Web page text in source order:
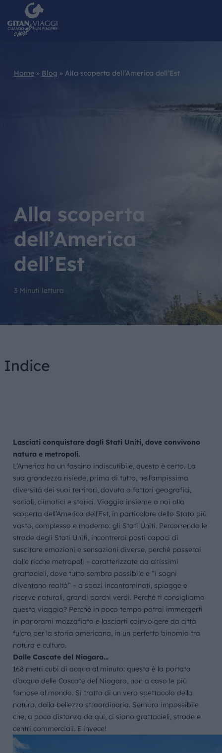
Home » Blog »Alla scoperta dell’America dell’Est
Alla scoperta
dell’America
dell’Est
3 Minuti lettura
Indice
Lasciati conquistare dagli Stati Uniti, dove convivono
natura e metropoli.
L’America ha un fascino indiscutibile, questo è certo. La
sua grandezza risiede, prima di tutto, nell’ampissima
diversità dei suoi territori, dovuta a fattori geografici,
sociali, climatici e storici. Viaggia insieme a noi alla
scoperta dell’America dell’Est, in particolare dello Stato più
vasto, complesso e moderno: gli Stati Uniti. Percorrendo le
strade degli Stati Uniti, incontrerai posti capaci di
suscitare emozioni e sensazioni diverse, perché passerai
dalle ricche metropoli – caratterizzate da altissimi
grattacieli, dove tutto sembra possibile e “i sogni
diventano realtà” – a spazi incontaminati, spiagge e
riserve naturali, grandi parchi verdi. Perché ti consigliamo
questo viaggio? Perché in poco tempo potrai immergerti
in panorami mozzafiato e lasciarti coinvolgere da città
fulcro per la storia americana, in un perfetto binomio tra
natura e cultura.
Dalle Cascate del Niagara…
168 metri cubi di acqua al minuto: questa è la portata
d’acqua delle Cascate del Niagara, non a caso le più
famose al mondo. Si tratta di un vero spettacolo della
natura, dalla bellezza straordinaria. Sembra impossibile
che, a poca distanza da qui, ci siano grattacieli, strade e
centri commerciali. E invece!